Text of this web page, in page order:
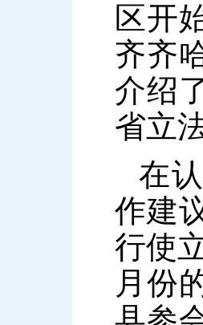
区开
齐齐
介绍
省立
在
作建
行使
月份